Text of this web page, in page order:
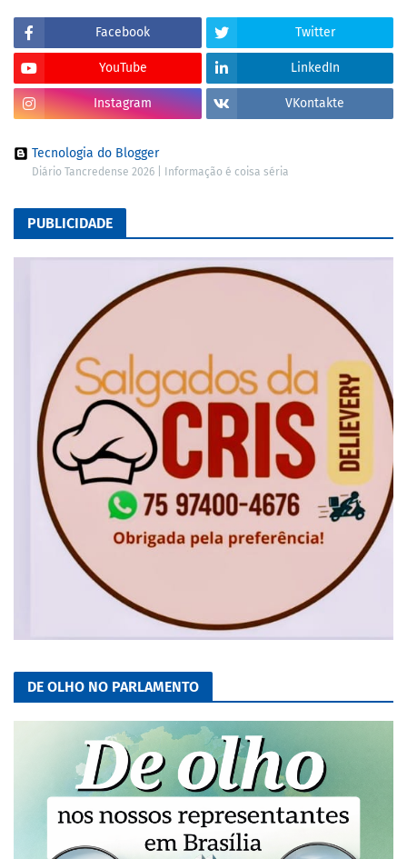
Facebook Twitter
YouTube LinkedIn
Instagram VKontakte
Tecnologia do Blogger
Diário Tancredense 2026 | Informação é coisa séria
PUBLICIDADE
DE OLHO NO PARLAMENTO